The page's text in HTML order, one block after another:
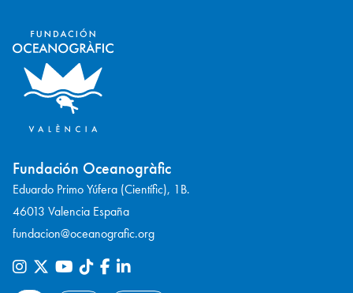
Fundación Oceanogràfic
Eduardo Primo Yúfera (Científic), 1B.
46013 Valencia España
fundacion@oceanografic.org